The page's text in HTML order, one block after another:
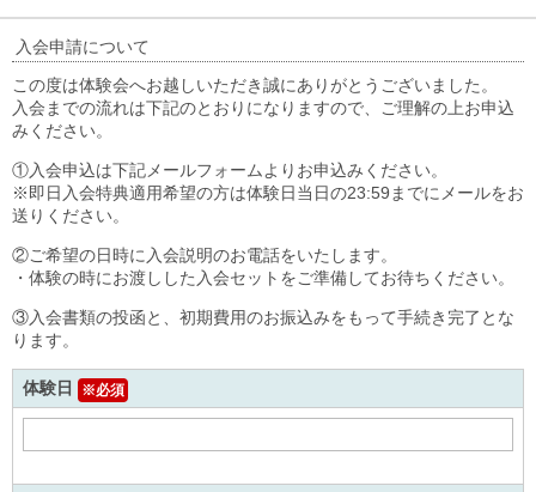
入会申請について
この度は体験会へお越しいただき誠にありがとうございました。
入会までの流れは下記のとおりになりますので、ご理解の上お申込
みください。
①入会申込は下記メールフォームよりお申込みください。
※即日入会特典適用希望の方は体験日当日の23:59までにメールをお
送りください。
②ご希望の日時に入会説明のお電話をいたします。
・体験の時にお渡しした入会セットをご準備してお待ちください。
③入会書類の投函と、初期費用のお振込みをもって手続き完了とな
ります。
体験日 ※必須